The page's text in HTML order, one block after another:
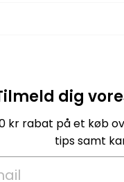
dig
kr rabat på et køb
tips samt